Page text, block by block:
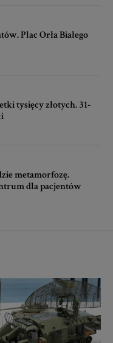
Plac Orła Białego
tysięcy złotych. 31-
metamorfozę.
dla pacjentów